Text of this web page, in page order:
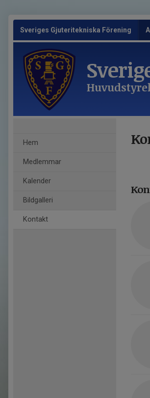
Sveriges Gjuteritekniska Förening
Hem
Medlemmar
Kalender
Bildgalleri
Kontakt